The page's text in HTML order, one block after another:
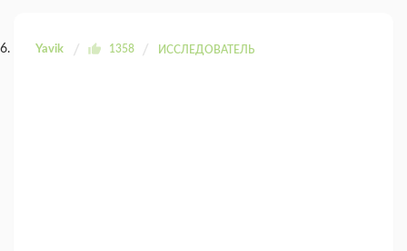
Yavik 1358 ИССЛЕДОВАТЕЛЬ